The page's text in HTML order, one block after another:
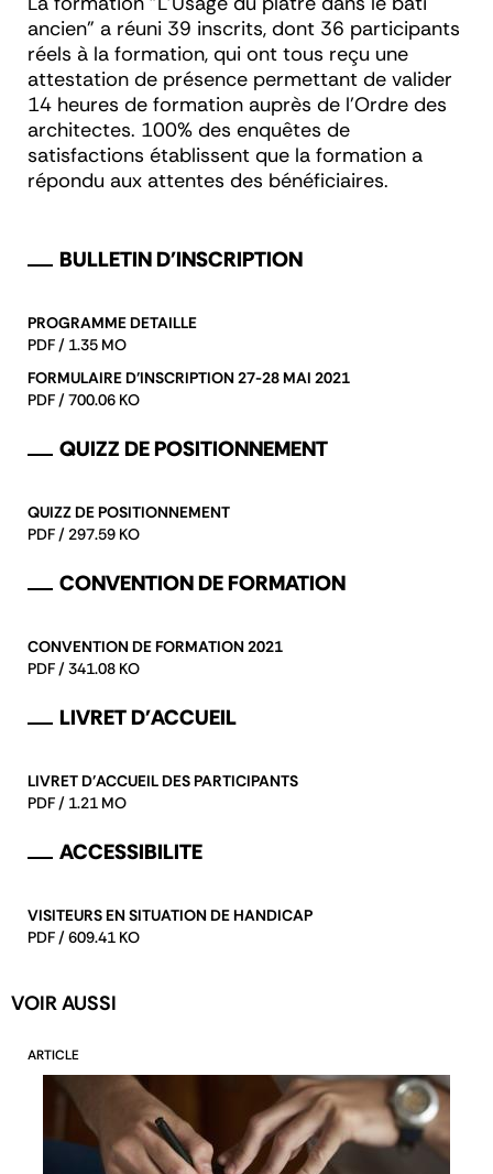
ancien" a réuni 39 inscrits, dont 36 participants
réels à la formation, qui ont tous reçu une
attestation de présence permettant de valider
14 heures de formation auprès de l'Ordre des
architectes. 100% des enquêtes de
satisfactions établissent que la formation a
répondu aux attentes des bénéficiaires.
BULLETIN D'INSCRIPTION
PROGRAMME DETAILLE
PDF / 1.35 MO
FORMULAIRE D'INSCRIPTION 27-28 MAI 2021
PDF / 700.06 KO
QUIZZ DE POSITIONNEMENT
QUIZZ DE POSITIONNEMENT
PDF / 297.59 KO
CONVENTION DE FORMATION
CONVENTION DE FORMATION 2021
PDF / 341.08 KO
LIVRET D'ACCUEIL
LIVRET D'ACCUEIL DES PARTICIPANTS
PDF / 1.21 MO
ACCESSIBILITE
VISITEURS EN SITUATION DE HANDICAP
PDF / 609.41 KO
VOIR AUSSI
ARTICLE